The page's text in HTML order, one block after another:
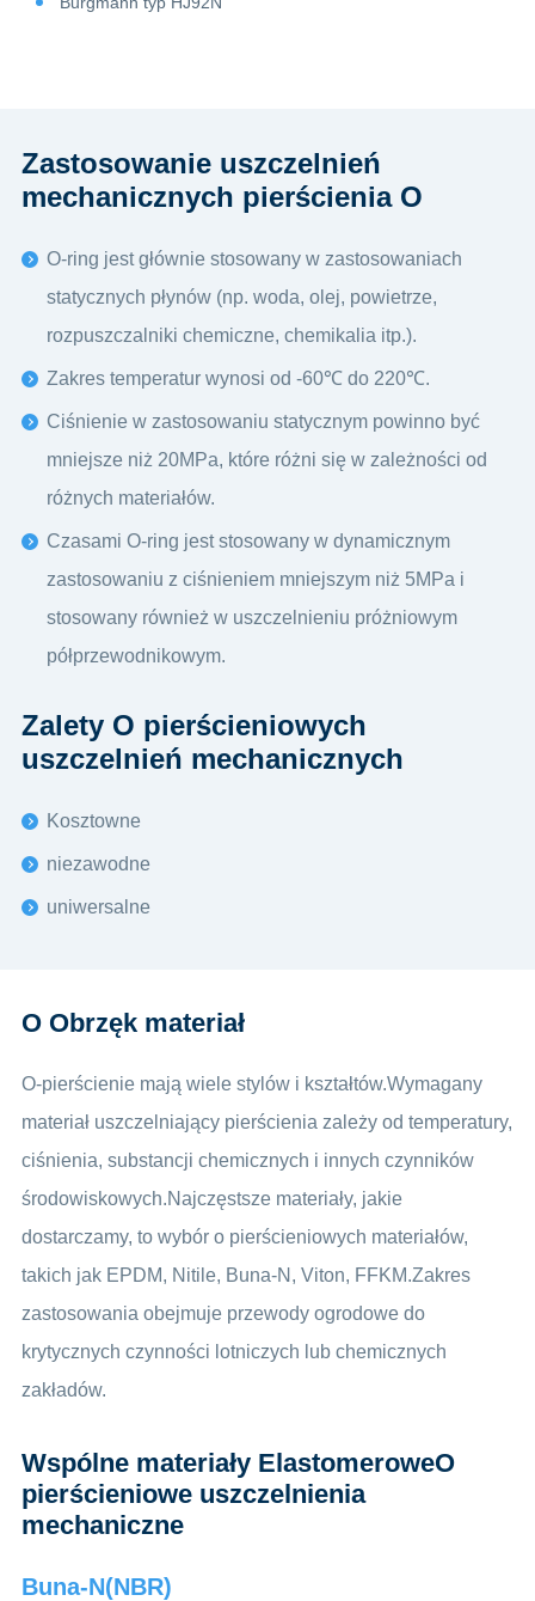
Zastosowanie uszczelnień
mechanicznych pierścienia O
O-ring jest głównie stosowany w zastosowaniach
statycznych płynów (np. woda, olej, powietrze,
rozpuszczalniki chemiczne, chemikalia itp.).
Zakres temperatur wynosi od -60℃ do 220℃.
Ciśnienie w zastosowaniu statycznym powinno być
mniejsze niż 20MPa, które różni się w zależności od
różnych materiałów.
Czasami O-ring jest stosowany w dynamicznym
zastosowaniu z ciśnieniem mniejszym niż 5MPa i
stosowany również w uszczelnieniu próżniowym
półprzewodnikowym.
Zalety O pierścieniowych
uszczelnień mechanicznych
Kosztowne
niezawodne
uniwersalne
O Obrzęk materiał
O-pierścienie mają wiele stylów i kształtów.Wymagany
materiał uszczelniający pierścienia zależy od temperatury,
ciśnienia, substancji chemicznych i innych czynników
środowiskowych.Najczęstsze materiały, jakie
dostarczamy, to wybór o pierścieniowych materiałów,
takich jak EPDM, Nitile, Buna-N, Viton, FFKM.Zakres
zastosowania obejmuje przewody ogrodowe do
krytycznych czynności lotniczych lub chemicznych
zakładów.
Wspólne materiały ElastomeroweO
pierścieniowe uszczelnienia
mechaniczne
Buna-N(NBR)